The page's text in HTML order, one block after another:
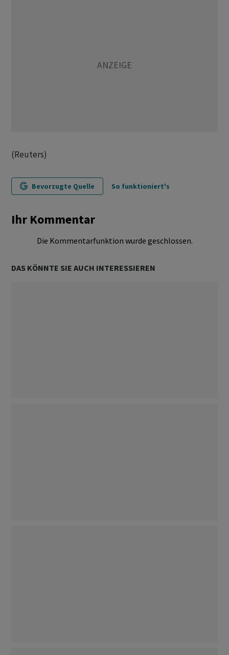
(Reuters)
Bevorzugte Quelle So funktioniert's
Ihr Kommentar
Die Kommentarfunktion wurde geschlossen.
DAS KÖNNTE SIE AUCH INTERESSIEREN